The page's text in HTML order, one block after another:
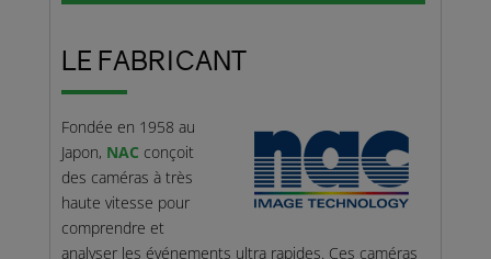
LE FABRICANT
Fondée en 1958 au
Japon, NAC conçoit
des caméras à très
haute vitesse pour
comprendre et
analyser les événements ultra rapides. Ces caméras